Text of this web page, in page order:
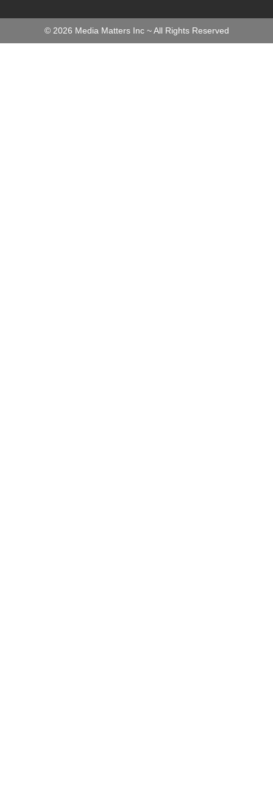
© 2026 Media Matters Inc ~ All Rights Reserved